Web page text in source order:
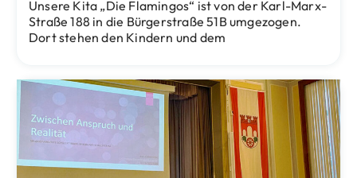
Eventus Bildung
Bildung an Stand 7.133 in der STATION
Berlin und informiere dich über unsere
Kitas, Pädagogik und Jobangebote
Februar 5, 2026
Am Samstag, den 14. Februar 2026, ist es wieder so
weit: Der Berlin-Tag lädt in die STATION Berlin ein –